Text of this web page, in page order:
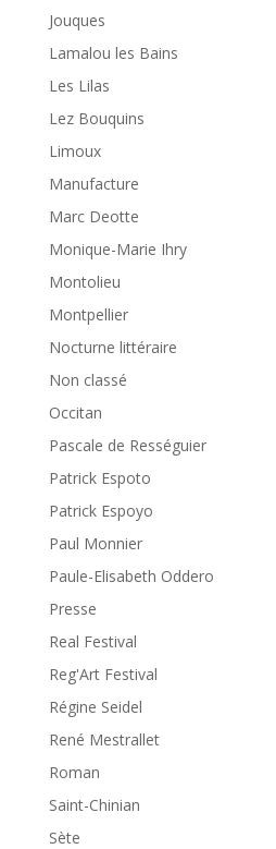
Jouques
Lamalou les Bains
Les Lilas
Lez Bouquins
Limoux
Manufacture
Marc Deotte
Monique-Marie Ihry
Montolieu
Montpellier
Nocturne littéraire
Non classé
Occitan
Pascale de Rességuier
Patrick Espoto
Patrick Espoyo
Paul Monnier
Paule-Elisabeth Oddero
Presse
Real Festival
Reg'Art Festival
Régine Seidel
René Mestrallet
Roman
Saint-Chinian
Sète